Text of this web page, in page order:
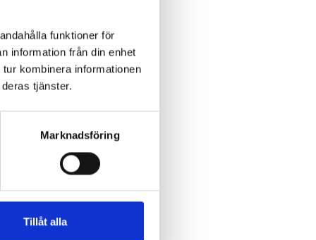
funktioner för
information från din enhet
kombinera informationen
tjänster.
Marknadsföring
Tillåt alla